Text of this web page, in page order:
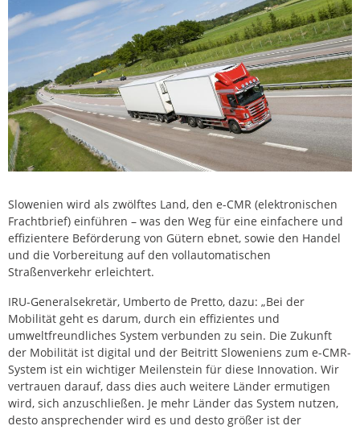
Slowenien wird als zwölftes Land, den e-CMR (elektronischen
Frachtbrief) einführen – was den Weg für eine einfachere und
effizientere Beförderung von Gütern ebnet, sowie den Handel
und die Vorbereitung auf den vollautomatischen
Straßenverkehr erleichtert.
IRU-Generalsekretär, Umberto de Pretto, dazu: „Bei der
Mobilität geht es darum, durch ein effizientes und
umweltfreundliches System verbunden zu sein. Die Zukunft
der Mobilität ist digital und der Beitritt Sloweniens zum e-CMR-
System ist ein wichtiger Meilenstein für diese Innovation. Wir
vertrauen darauf, dass dies auch weitere Länder ermutigen
wird, sich anzuschließen. Je mehr Länder das System nutzen,
desto ansprechender wird es und desto größer ist der